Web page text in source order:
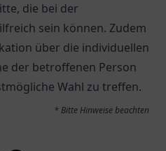
die bei der
sein können. Zudem
über die individuellen
der betroffenen Person
Wahl zu treffen.
* Bitte Hinweise beachten